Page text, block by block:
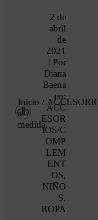
Inicio /
a
medida
2 de
abril
de
2021
| Por
Diana
Baena
en:
ACC
ESOR
IOS/C
OMP
LEM
ENT
OS,
NIÑO
S,
ROPA